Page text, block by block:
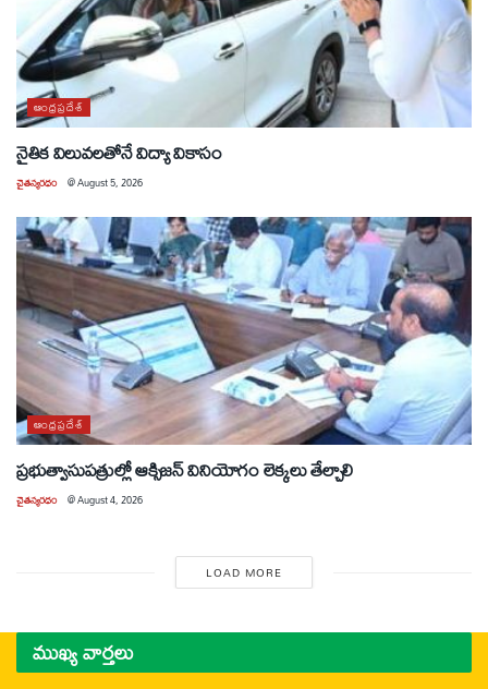
ఆంధ్రప్రదేశ్
నైతిక విలువలతోనే విద్యా వికాసం
చైతన్యరధం @August 5, 2026
ఆంధ్రప్రదేశ్
ప్రభుత్వాసుపత్రుల్లో ఆక్సిజన్ వినియోగం లెక్కలు తేల్చాలి
చైతన్యరధం @August 4, 2026
LOAD MORE
ముఖ్య వార్తలు